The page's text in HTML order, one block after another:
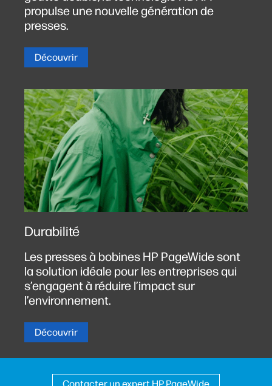
propulse une nouvelle génération de
presses.
Découvrir
Durabilité
Les presses à bobines HP PageWide sont
la solution idéale pour les entreprises qui
s’engagent à réduire l’impact sur
l’environnement.
Découvrir